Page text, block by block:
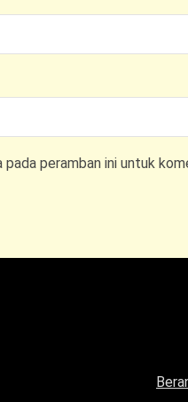
peramban ini untuk